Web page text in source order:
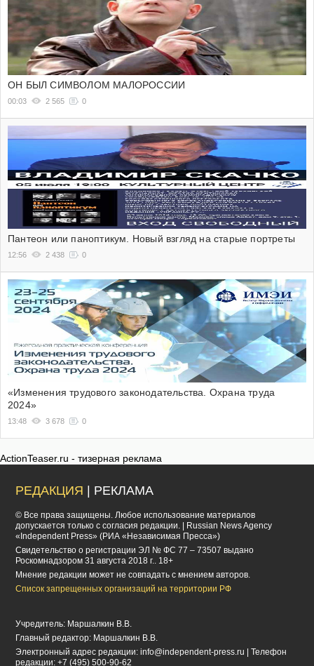
ОН БЫЛ СИМВОЛОМ МАЛОРОССИИ
00:03 2 565 0
Пантеон или паноптикум. Новый взгляд на старые портреты
12:56 2 438 0
«Изменения трудового законодательства. Охрана труда
2024»
13:48 3 678 0
ActionTeaser.ru - тизерная реклама
РЕДАКЦИЯ | РЕКЛАМА
© Все права защищены. Любое использование материалов
допускается только с согласия редакции. | Russian News Agency
«Independent Press» (РИА «Независимая Пресса»)
Cвидетельство о регистрации ЭЛ № ФС 77 – 73507 выдано
Роскомнадзором 31 августа 2018 г.. 18+
Мнение редакции может не совпадать с мнением авторов.
Список запрещенных организаций на территории РФ
Учредитель: Маршалкин В.В.
Главный редактор: Маршалкин В.В.
Электронный адрес редакции:info@independent-press.ru | Телефон
редакции: +7 (495) 500-90-62